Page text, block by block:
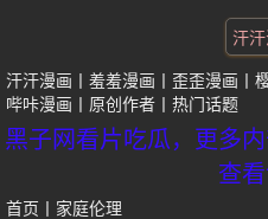
汗
汗汗漫画 羞羞漫画 歪歪漫画
哔咔漫画
原创作者 热门话题
黑子网看片吃瓜，更多
查
首页 家庭伦理